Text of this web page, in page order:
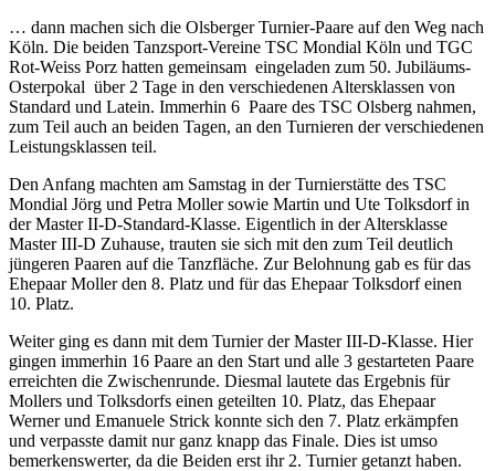
… dann machen sich die Olsberger Turnier-Paare auf den Weg nach
Köln. Die beiden Tanzsport-Vereine TSC Mondial Köln und TGC
Rot-Weiss Porz hatten gemeinsam eingeladen zum 50. Jubiläums-
Osterpokal über 2 Tage in den verschiedenen Altersklassen von
Standard und Latein. Immerhin 6 Paare des TSC Olsberg nahmen,
zum Teil auch an beiden Tagen, an den Turnieren der verschiedenen
Leistungsklassen teil.
Den Anfang machten am Samstag in der Turnierstätte des TSC
Mondial Jörg und Petra Moller sowie Martin und Ute Tolksdorf in
der Master II-D-Standard-Klasse. Eigentlich in der Altersklasse
Master III-D Zuhause, trauten sie sich mit den zum Teil deutlich
jüngeren Paaren auf die Tanzfläche. Zur Belohnung gab es für das
Ehepaar Moller den 8. Platz und für das Ehepaar Tolksdorf einen
10. Platz.
Weiter ging es dann mit dem Turnier der Master III-D-Klasse. Hier
gingen immerhin 16 Paare an den Start und alle 3 gestarteten Paare
erreichten die Zwischenrunde. Diesmal lautete das Ergebnis für
Mollers und Tolksdorfs einen geteilten 10. Platz, das Ehepaar
Werner und Emanuele Strick konnte sich den 7. Platz erkämpfen
und verpasste damit nur ganz knapp das Finale. Dies ist umso
bemerkenswerter, da die Beiden erst ihr 2. Turnier getanzt haben.